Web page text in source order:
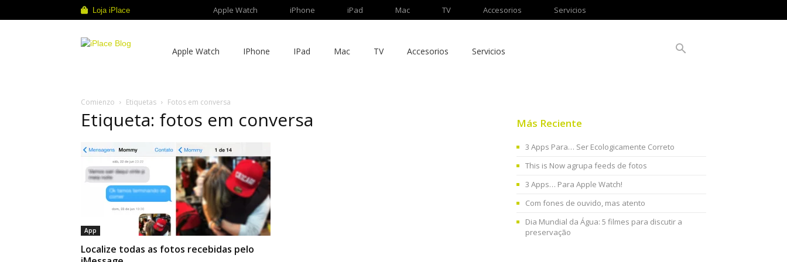
Loja iPlace Apple Watch iPhone iPad Mac TV Accesorios Servicios
Apple Watch IPhone IPad Mac TV Accesorios Servicios
Comienzo Etiquetas Fotos em conversa
Etiqueta: fotos em conversa
App
Localize todas as fotos recebidas pelo
Más Reciente
3 Apps Para… Ser Ecologicamente Correto
This is Now agrupa feeds de fotos
3 Apps… Para Apple Watch!
Com fones de ouvido, mas atento
Dia Mundial da Água: 5 filmes para discutir a
preservação